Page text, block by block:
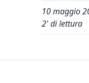
10 maggio
2' di lettura